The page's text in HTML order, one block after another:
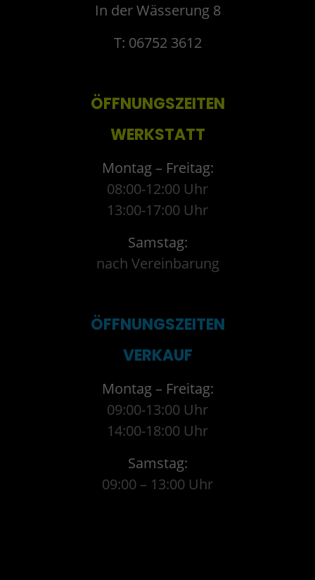
In der Wässerung 8
T: 06752 3612
ÖFFNUNGSZEITEN
WERKSTATT
Montag – Freitag:
08:00-12:00 Uhr
13:00-17:00 Uhr
Samstag:
nach Vereinbarung
ÖFFNUNGSZEITEN
VERKAUF
Montag – Freitag:
09:00-13:00 Uhr
14:00-18:00 Uhr
Samstag:
09:00 – 13:00 Uhr